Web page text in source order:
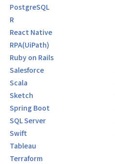
PostgreSQL
R
React Native
RPA(UiPath)
Ruby on Rails
Salesforce
Scala
Sketch
Spring Boot
SQL Server
Swift
Tableau
Terraform